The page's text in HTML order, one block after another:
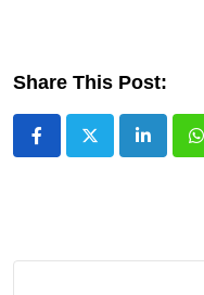
Share This Post:
LinkedIn